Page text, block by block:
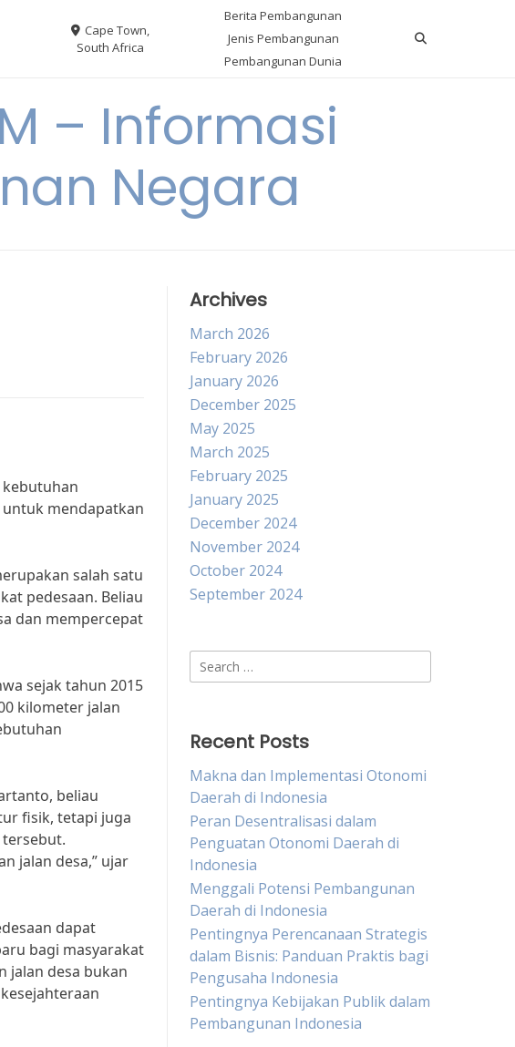
Cape Town,
South Africa
Berita Pembangunan
Jenis Pembangunan
Pembangunan Dunia
– Informasi
Negara
untuk mendapatkan
salah satu
pedesaan. Beliau
dan mempercepat
sejak tahun 2015
kilometer jalan
beliau
fisik, tetapi juga
jalan desa,” ujar
dapat
bagi masyarakat
jalan desa bukan
Archives
March 2026
February 2026
January 2026
December 2025
May 2025
March 2025
February 2025
January 2025
December 2024
November 2024
October 2024
September 2024
Search
for:
Recent Posts
Makna dan Implementasi Otonomi
Daerah di Indonesia
Peran Desentralisasi dalam
Penguatan Otonomi Daerah di
Indonesia
Menggali Potensi Pembangunan
Daerah di Indonesia
Pentingnya Perencanaan Strategis
dalam Bisnis: Panduan Praktis bagi
Pengusaha Indonesia
Pentingnya Kebijakan Publik dalam
Pembangunan Indonesia